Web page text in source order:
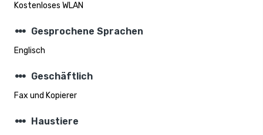
Kostenloses WLAN
steppers Gesprochene Sprachen
Englisch
steppers Geschäftlich
Fax und Kopierer
steppers Haustiere